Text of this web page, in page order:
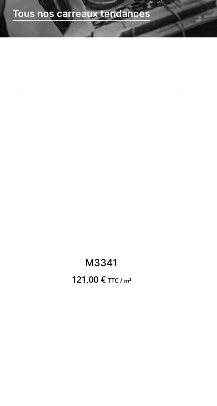
Tous nos carreaux tendances
M3341
121,00 € TTC / m²